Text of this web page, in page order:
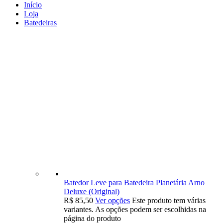
Início
Loja
Batedeiras
Batedor Leve para Batedeira Planetária Arno
Deluxe (Original)
R$ 85,50 Ver opções Este produto tem várias
variantes. As opções podem ser escolhidas na
página do produto